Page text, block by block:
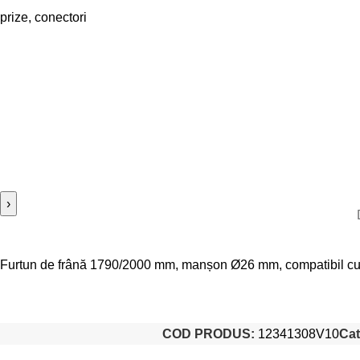
prize, conectori
›
Furtun de frână 1790/2000 mm, manșon Ø26 mm, compatibil
COD PRODUS: 12341308V10